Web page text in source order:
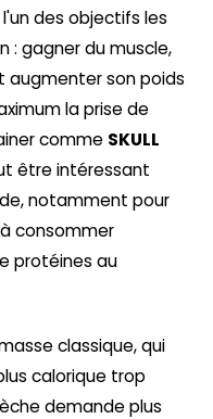
des objectifs les
: gagner du muscle,
augmenter son poids
la prise de
comme SKULL
être intéressant
notamment pour
consommer
protéines au
classique, qui
calorique trop
demande plus